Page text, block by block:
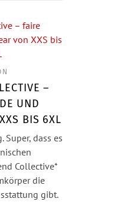
–
UND
BIS 6XL
Super, dass es
Collective*
die
gibt.